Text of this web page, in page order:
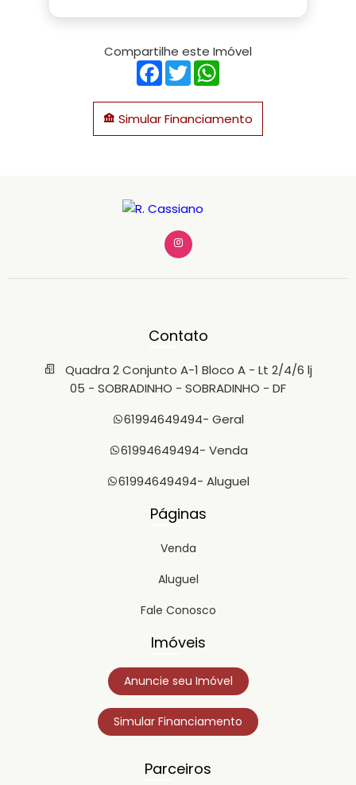
Compartilhe este Imóvel
Facebook
Twitter
Simular Financiamento
Contato
Quadra 2 Conjunto A-1 Bloco A - Lt 2/4/6 lj
05 - SOBRADINHO - SOBRADINHO - DF
61994649494- Geral
61994649494- Venda
61994649494- Aluguel
Páginas
Venda
Aluguel
Fale Conosco
Imóveis
Anuncie seu Imóvel
Simular Financiamento
Parceiros